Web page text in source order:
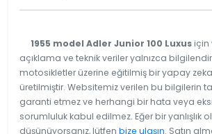
1955 model Adler Junior 100 Luxus için
açıklama ve teknik veriler yalnızca
motosikletler üzerine eğitilmiş bir yapay
üretilmiştir. Websitemiz verilen bu bilgilerin
garanti etmez ve herhangi bir hata veya
sorumluluk kabul edilmez. Eğer bir yanlışlık
düşünüyorsanız, lütfen bize ulaşın. Satın